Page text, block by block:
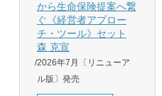
から生命保険提案へ繋
ぐ《経営者アプロー
チ・ツール》セット
森 克宣
2026年7月〔リニューア
ル版〕発売